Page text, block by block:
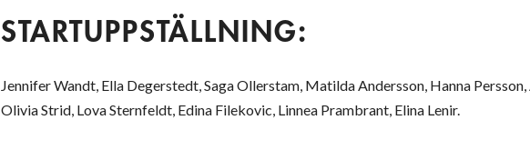
STARTUPPSTÄLLNING:
Jennifer Wandt, Ella Degerstedt, Saga Ollerstam, Matilda Andersson, Hanna Persson,
Olivia Strid, Lova Sternfeldt, Edina Filekovic, Linnea Prambrant, Elina Lenir.